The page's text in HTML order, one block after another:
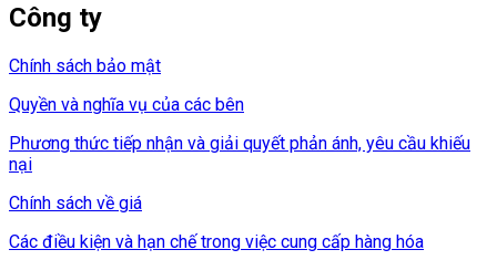
Công ty
Chính sách bảo mật
Quyền và nghĩa vụ của các bên
Phương thức tiếp nhận và giải quyết phản ánh, yêu cầu khiếu
nại
Chính sách về giá
Các điều kiện và hạn chế trong việc cung cấp hàng hóa